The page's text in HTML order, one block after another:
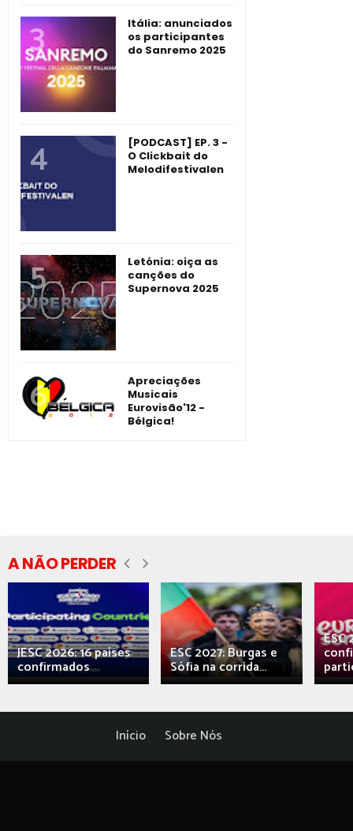
Itália: anunciados
os participantes
do Sanremo 2025
[PODCAST] EP. 3 -
O Clickbait do
Melodifestivalen
Letónia: oiça as
canções do
Supernova 2025
Apreciações
Musicais
Eurovisão'12 -
Bélgica!
A NÃO PERDER
JESC 2026: 16 países
confirmados
ESC 2027: Burgas e
Sófia na corrida...
ESC
Início Sobre Nós